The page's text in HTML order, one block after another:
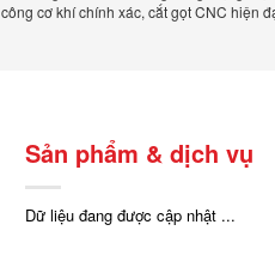
công cơ khí chính xác, cắt gọt CNC hiện
Sản phẩm & dịch vụ
Dữ liệu đang được cập nhật ...